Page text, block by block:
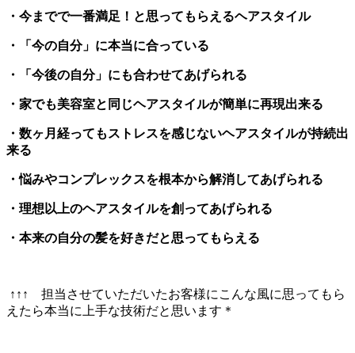
・今までで一番満足！と思ってもらえるヘアスタイル
・「今の自分」に本当に合っている
・「今後の自分」にも合わせてあげられる
・家でも美容室と同じヘアスタイルが簡単に再現出来る
・数ヶ月経ってもストレスを感じないヘアスタイルが持続出
来る
・悩みやコンプレックスを根本から解消してあげられる
・理想以上のヘアスタイルを創ってあげられる
・本来の自分の髪を好きだと思ってもらえる
↑↑↑ 担当させていただいたお客様にこんな風に思ってもら
えたら本当に上手な技術だと思います＊